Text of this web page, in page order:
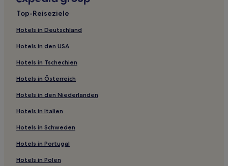
Osaka Hotels
Hotels nahe Osaka International Peace Center
Sonezakishinchi: Hotels
Präfektur Osaka: Hotels
Hotels nahe Tempel Shitenno-ji
Hotels nahe Sakuya Konohana Kan
Nakazaki: Hotels
Hotels nahe Tamatsukuri Inari-Schrein
Hotels nahe Station Bishōen
Hotels nahe Kids Plaza Osaka
Minamimorimachi: Hotels
Top-Reiseziele
Hotels in Deutschland
Hotels in den USA
Hotels in Tschechien
Hotels in Österreich
Hotels in den Niederlanden
Hotels in Italien
Hotels in Schweden
Hotels in Portugal
Hotels in Polen